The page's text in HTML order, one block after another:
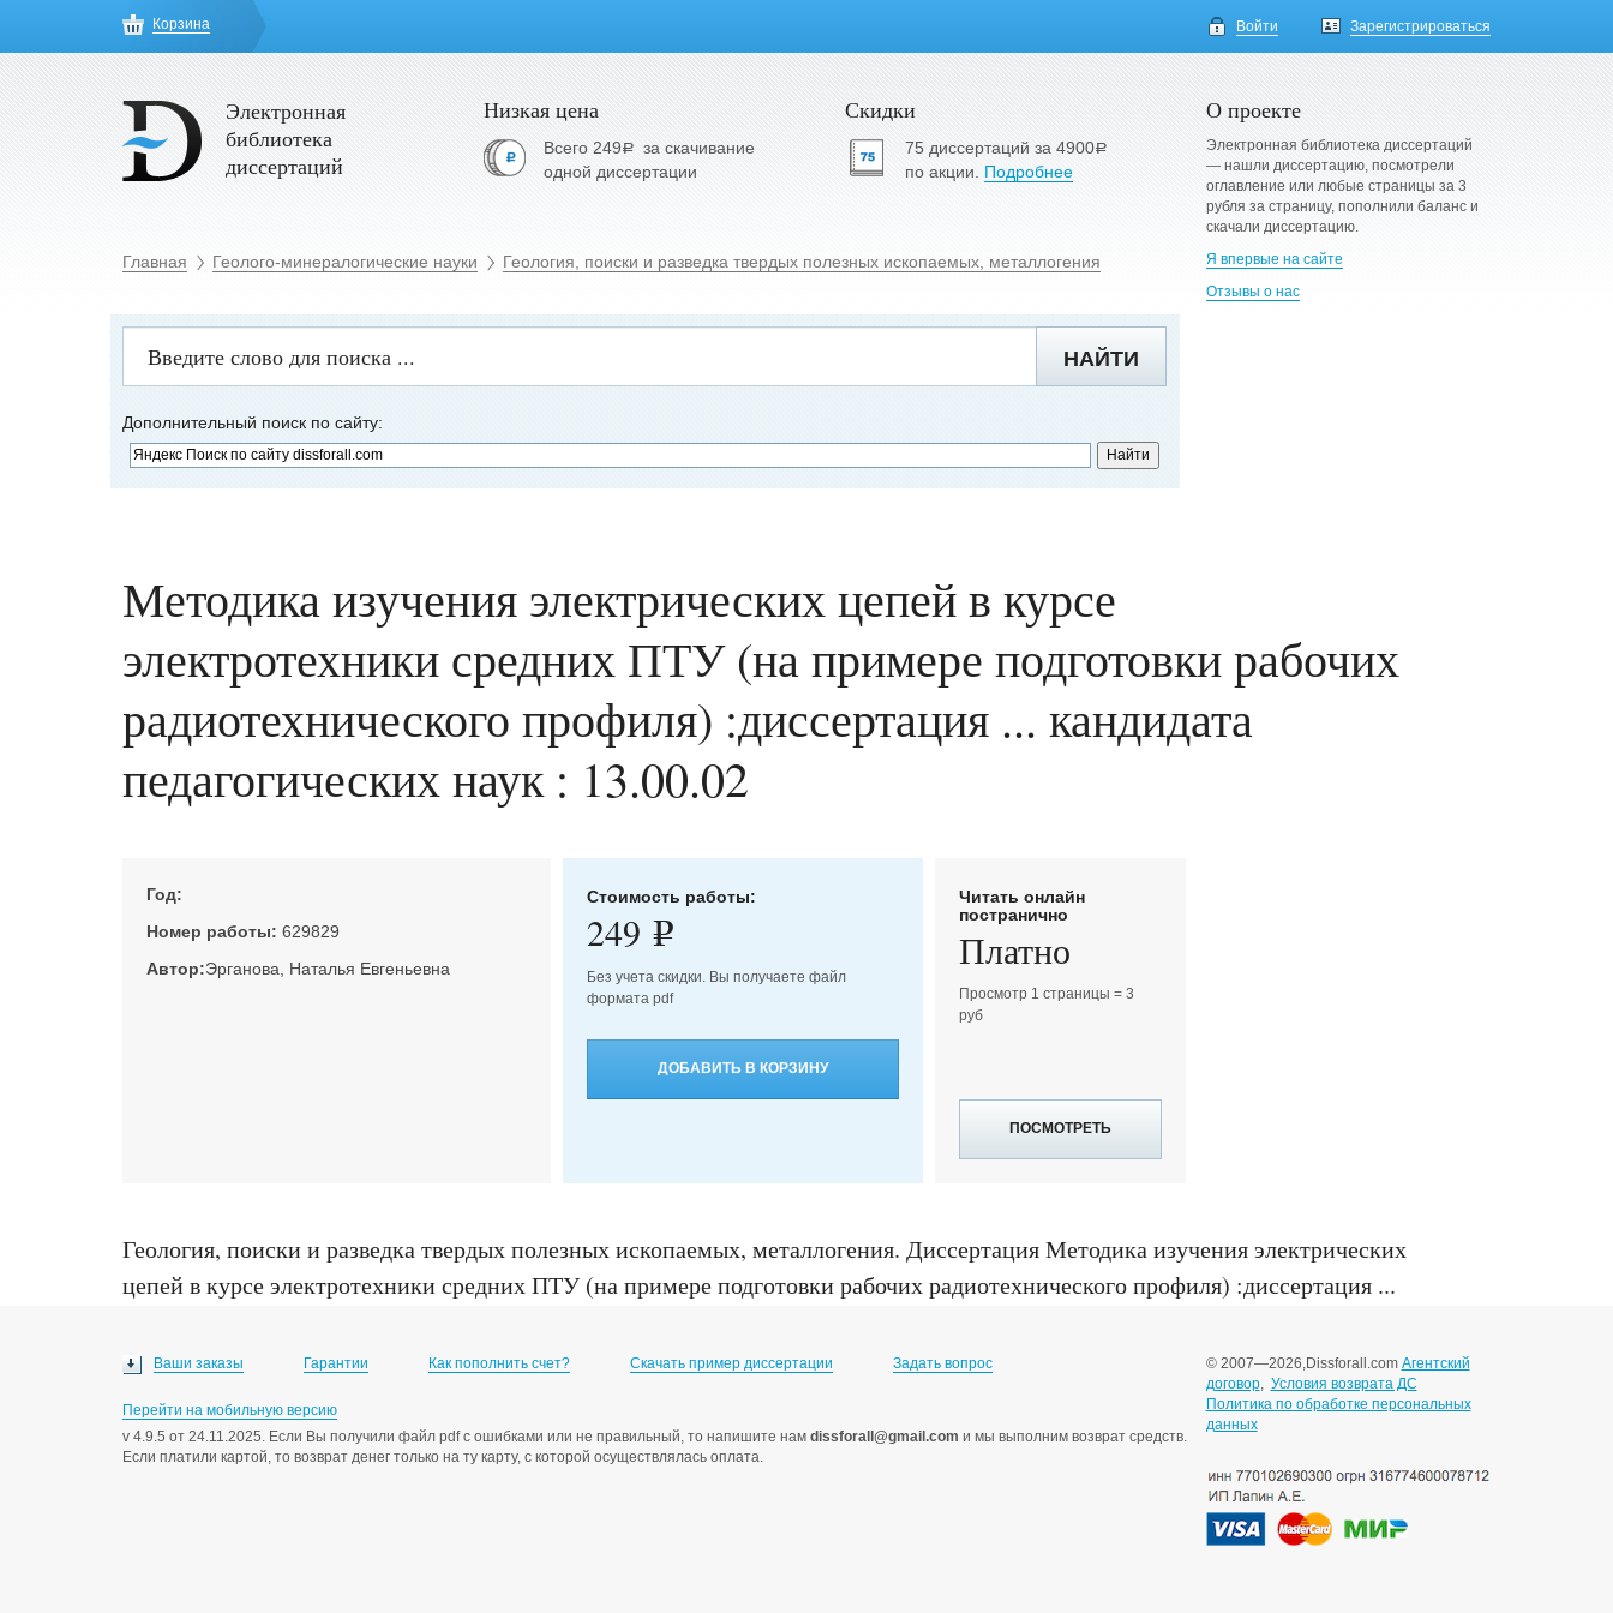
Корзина Войти Зарегистрироваться
Электронная
библиотека
диссертаций
Низкая цена
Всего 249a за скачивание
одной диссертации
Скидки
75 диссертаций за 4900a
по акции. Подробнее
Главная Геолого-минералогические науки Геология, поиски и разведка твердых полезных ископаемых, металлогения
О проекте
Электронная библиотека диссертаций
— нашли диссертацию, посмотрели
оглавление или любые страницы за 3
рубля за страницу, пополнили баланс и
скачали диссертацию.
Я впервые на сайте
Отзывы о нас
НАЙТИ
Дополнительный поиск по сайту:
Методика изучения электрических цепей в курсе
электротехники средних ПТУ (на примере подготовки рабочих
радиотехнического профиля) :диссертация ... кандидата
педагогических наук : 13.00.02
Год:
Номер работы: 629829
Автор:Эрганова, Наталья Евгеньевна
Стоимость работы:
249 e
Без учета скидки. Вы получаете файл
формата pdf
ДОБАВИТЬ В КОРЗИНУ
Читать онлайн
постранично
Платно
Просмотр 1 страницы = 3
руб
ПОСМОТРЕТЬ
Геология, поиски и разведка твердых полезных ископаемых, металлогения. Диссертация Методика изучения электрических
цепей в курсе электротехники средних ПТУ (на примере подготовки рабочих радиотехнического профиля) :диссертация ...
Ваши заказы Гарантии Как пополнить счет? Скачать пример диссертации Задать вопрос
Перейти на мобильную версию
v 4.9.5 от 24.11.2025. Если Вы получили файл pdf с ошибками или не правильный, то напишите нам dissforall@gmail.com и мы выполним возврат средств.
Если платили картой, то возврат денег только на ту карту, с которой осуществлялась оплата.
© 2007—2026,Dissforall.com Агентский
договор, Условия возврата ДС
Политика по обработке персональных
данных